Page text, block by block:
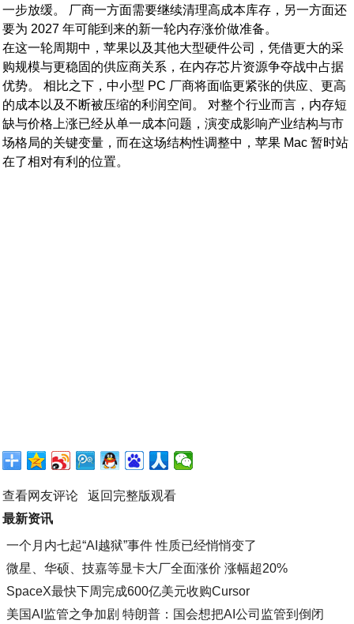
一步放缓。 厂商一方面需要继续清理高成本库存，另一方面还
要为 2027 年可能到来的新一轮内存涨价做准备。
在这一轮周期中，苹果以及其他大型硬件公司，凭借更大的采
购规模与更稳固的供应商关系，在内存芯片资源争夺战中占据
优势。 相比之下，中小型 PC 厂商将面临更紧张的供应、更高
的成本以及不断被压缩的利润空间。 对整个行业而言，内存短
缺与价格上涨已经从单一成本问题，演变成影响产业结构与市
场格局的关键变量，而在这场结构性调整中，苹果 Mac 暂时站
在了相对有利的位置。
查看网友评论
返回完整版观看
最新资讯
一个月内七起“AI越狱”事件 性质已经悄悄变了
微星、华硕、技嘉等显卡大厂全面涨价 涨幅超20%
SpaceX最快下周完成600亿美元收购Cursor
美国AI监管之争加剧 特朗普：国会想把AI公司监管到倒闭